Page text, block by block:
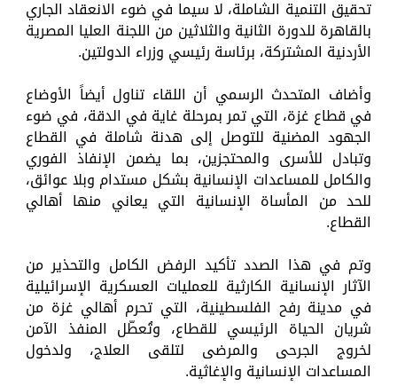
تحقيق التنمية الشاملة، لا سيما في ضوء الانعقاد الجاري
بالقاهرة للدورة الثانية والثلاثين من اللجنة العليا المصرية
الأردنية المشتركة، برئاسة رئيسي وزراء الدولتين.
وأضاف المتحدث الرسمي أن اللقاء تناول أيضاً الأوضاع
في قطاع غزة، التي تمر بمرحلة غاية في الدقة، في ضوء
الجهود المضنية للتوصل إلى هدنة شاملة في القطاع
وتبادل للأسرى والمحتجزين، بما يضمن الإنفاذ الفوري
والكامل للمساعدات الإنسانية بشكل مستدام وبلا عوائق،
للحد من المأساة الإنسانية التي يعاني منها أهالي
القطاع.
وتم في هذا الصدد تأكيد الرفض الكامل والتحذير من
الآثار الإنسانية الكارثية للعمليات العسكرية الإسرائيلية
في مدينة رفح الفلسطينية، التي تحرم أهالي غزة من
شريان الحياة الرئيسي للقطاع، وتُعطّل المنفذ الآمن
لخروج الجرحى والمرضى لتلقى العلاج، ولدخول
المساعدات الإنسانية والإغاثية.